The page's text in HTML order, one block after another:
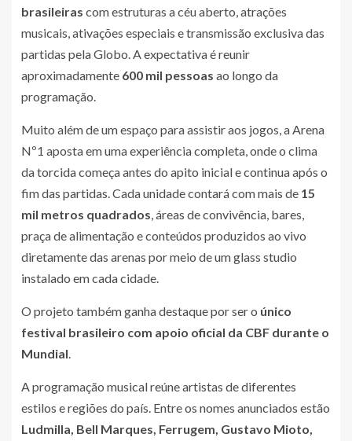
brasileiras com estruturas a céu aberto, atrações
musicais, ativações especiais e transmissão exclusiva das
partidas pela Globo. A expectativa é reunir
aproximadamente 600 mil pessoas ao longo da
programação.
Muito além de um espaço para assistir aos jogos, a Arena
Nº1 aposta em uma experiência completa, onde o clima
da torcida começa antes do apito inicial e continua após o
fim das partidas. Cada unidade contará com mais de 15
mil metros quadrados , áreas de convivência, bares,
praça de alimentação e conteúdos produzidos ao vivo
diretamente das arenas por meio de um glass studio
instalado em cada cidade.
O projeto também ganha destaque por ser o único
festival brasileiro com apoio oficial da CBF durante o
Mundial
A programação musical reúne artistas de diferentes
estilos e regiões do país. Entre os nomes anunciados estão
Ludmilla, Bell Marques, Ferrugem, Gustavo Mioto,